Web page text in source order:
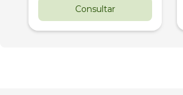
Consultar